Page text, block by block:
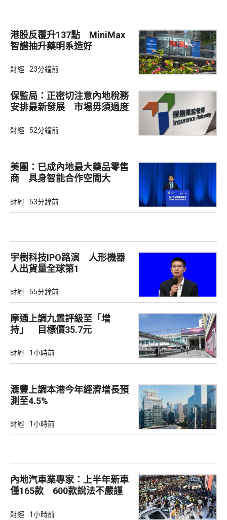
港股反覆升137點 MiniMax
智譜抽升藥明系造好
財經 23分鐘前
保監局：正密切注意內地稅務
安排最新發展 市場毋須過度
財經 52分鐘前
美團：已成內地最大藥品零售
商 具身智能合作空間大
財經 53分鐘前
宇樹科技IPO路演 人形機器
人出貨量全球第1
財經 55分鐘前
摩通上調九置評級至「增
持」 目標價35.7元
財經 1小時前
滙豐上調本港今年經濟增長預
測至4.5%
財經 1小時前
內地汽車業專家：上半年新車
僅165款 600款說法不嚴謹
財經 1小時前